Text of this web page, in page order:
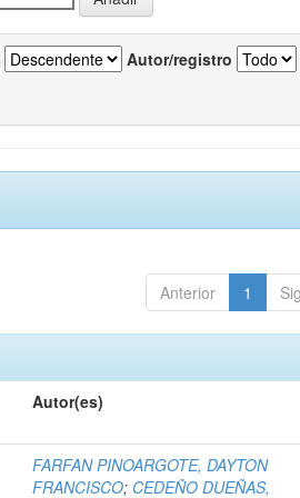
Autor/registro
Anterior 1
Autor(es)
FARFAN PINOARGOTE, DAYTON
FRANCISCO; CEDEÑO DUEÑAS,